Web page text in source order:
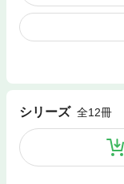
シリーズ 全12冊